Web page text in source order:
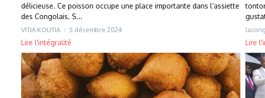
délicieuse. Ce poisson occupe une place importante dans l’assiette
des Congolais. S...
VITIA KOUTIA 5 décembre 2024
Lire l'intégralité Lire